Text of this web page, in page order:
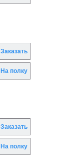
Заказать
На полку
Заказать
На полку